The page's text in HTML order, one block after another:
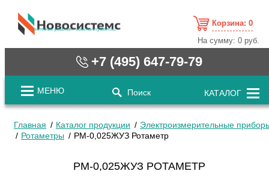
cистемные решения / www.novosystems.ru
Корзина: 0
На сумму:0 руб.
+7 (495) 647-79-79
МЕНЮ Поиск КАТАЛОГ
Главная Каталог продукции
Электроизмерительные
Ротаметры
РМ-0,025ЖУЗ Ротаметр
РМ-0,025ЖУЗ РОТАМЕТР